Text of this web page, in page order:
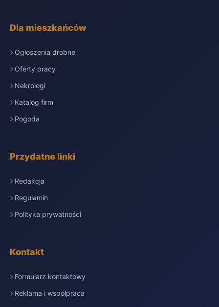
Dla mieszkańców
Ogłoszenia drobne
Oferty pracy
Nekrologi
Katalog firm
Pogoda
Przydatne linki
Redakcja
Regulamin
Polityka prywatności
Kontakt
Formularz kontaktowy
Reklama i współpraca